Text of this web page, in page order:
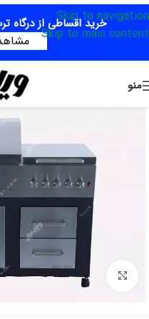
Skip to navigation
Skip to main content
خرید اقساطی از درگاه
منو
برای بزرگنمایی کلیک کنید